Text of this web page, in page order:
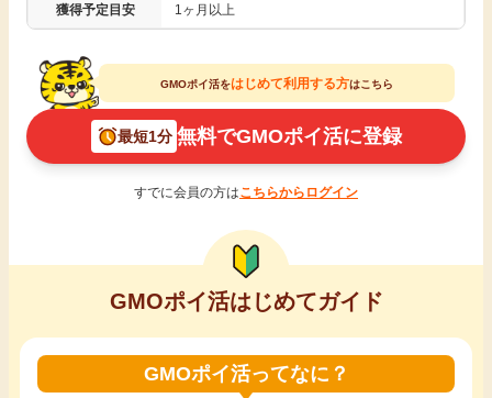
買い物
お友達紹介
カード比較
買取・査定
学び
進学・教育
美容・健康
月額有料サービス
家計の固定費
獲得予定目安 1ヶ月以上
GMOポイ活をはじめて利用する方はこちら
最短1分 無料でGMOポイ活に登録
すでに会員の方はこちらからログイン
GMOポイ活はじめてガイド
GMOポイ活ってなに？